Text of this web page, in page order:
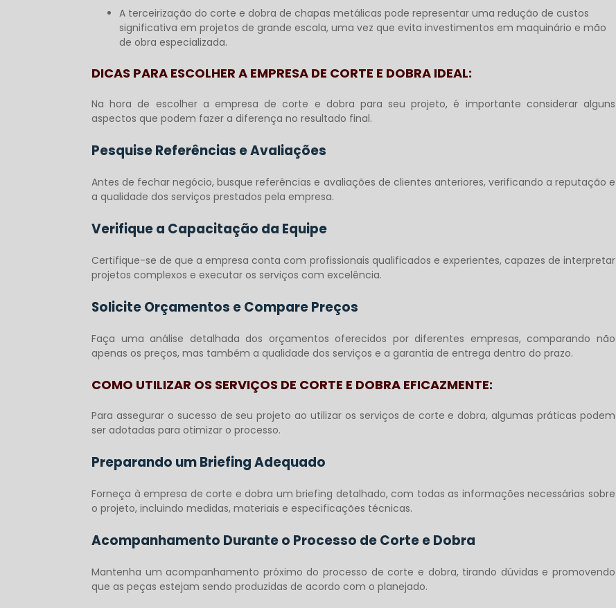
A terceirização do corte e dobra de chapas metálicas pode representar uma redução de custos
significativa em projetos de grande escala, uma vez que evita investimentos em maquinário e mão
de obra especializada.
DICAS PARA ESCOLHER A EMPRESA DE CORTE E DOBRA IDEAL:
Na hora de escolher a empresa de corte e dobra para seu projeto, é importante considerar alguns
aspectos que podem fazer a diferença no resultado final.
Pesquise Referências e Avaliações
Antes de fechar negócio, busque referências e avaliações de clientes anteriores, verificando a reputação e
a qualidade dos serviços prestados pela empresa.
Verifique a Capacitação da Equipe
Certifique-se de que a empresa conta com profissionais qualificados e experientes, capazes de interpretar
projetos complexos e executar os serviços com excelência.
Solicite Orçamentos e Compare Preços
Faça uma análise detalhada dos orçamentos oferecidos por diferentes empresas, comparando não
apenas os preços, mas também a qualidade dos serviços e a garantia de entrega dentro do prazo.
COMO UTILIZAR OS SERVIÇOS DE CORTE E DOBRA EFICAZMENTE:
Para assegurar o sucesso de seu projeto ao utilizar os serviços de corte e dobra, algumas práticas podem
ser adotadas para otimizar o processo.
Preparando um Briefing Adequado
Forneça à empresa de corte e dobra um briefing detalhado, com todas as informações necessárias sobre
o projeto, incluindo medidas, materiais e especificações técnicas.
Acompanhamento Durante o Processo de Corte e Dobra
Mantenha um acompanhamento próximo do processo de corte e dobra, tirando dúvidas e promovendo
que as peças estejam sendo produzidas de acordo com o planejado.